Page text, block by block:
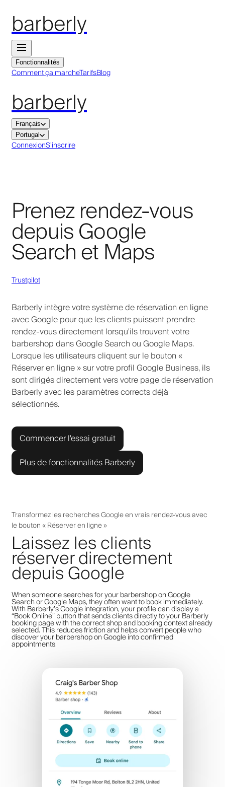
barberly
Fonctionnalités
Comment ça marcheTarifsBlog
barberly
Français
Portugal
ConnexionS'inscrire
Prenez rendez-vous
depuis Google
Search et Maps
Trustpilot
Barberly intègre votre système de réservation en ligne
avec Google pour que les clients puissent prendre
rendez-vous directement lorsqu'ils trouvent votre
barbershop dans Google Search ou Google Maps.
Lorsque les utilisateurs cliquent sur le bouton «
Réserver en ligne » sur votre profil Google Business, ils
sont dirigés directement vers votre page de réservation
Barberly avec les paramètres corrects déjà
sélectionnés.
Commencer l'essai gratuit
Plus de fonctionnalités Barberly
Transformez les recherches Google en vrais rendez-vous avec
le bouton « Réserver en ligne »
Laissez les clients
réserver directement
depuis Google
When someone searches for your barbershop on Google
Search or Google Maps, they often want to book immediately.
With Barberly’s Google integration, your profile can display a
“Book Online” button that sends clients directly to your Barberly
booking page with the correct shop and booking context already
selected. This reduces friction and helps convert people who
discover your barbershop on Google into confirmed
appointments.